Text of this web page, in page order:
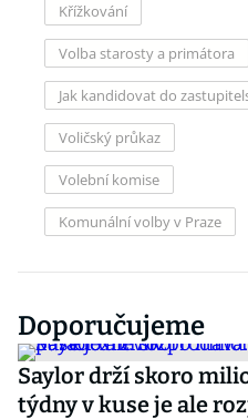
Křížkování
Volba starosty a primátora
Jak kandidovat do
Voličský průkaz
Volební komise
Komunální volby v Praze
Doporučujeme
Saylor drží skoro
týdny v kuse je ale